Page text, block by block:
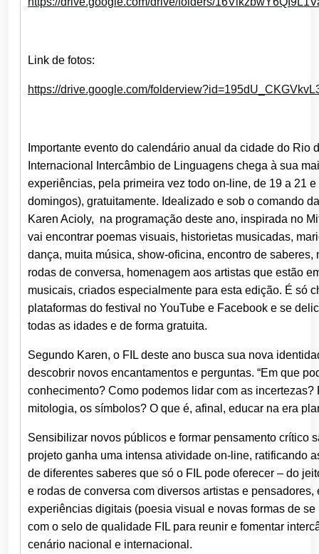
Link de fotos:
https://drive.google.com/folderview?id=195dU_
Importante evento do calendário anual da cidade do Rio
Internacional Intercâmbio de Linguagens chega à sua
experiências, pela primeira vez todo on-line, de 19 a 21
domingos), gratuitamente. Idealizado e sob o comando
Karen Acioly, na programação deste ano, inspirada no
vai encontrar poemas visuais, historietas musicadas,
dança, muita música, show-oficina, encontro de
rodas de conversa, homenagem aos artistas que estão
musicais, criados especialmente para esta edição. É só
plataformas do festival no YouTube e Facebook e se
todas as idades e de forma gratuita.
Segundo Karen, o FIL deste ano busca sua nova
descobrir novos encantamentos e perguntas. “Em que
conhecimento? Como podemos lidar com as incertezas?
mitologia, os símbolos? O que é, afinal, educar na era
Sensibilizar novos públicos e formar pensamento crítico
projeto ganha uma intensa atividade on-line, ratificando
de diferentes saberes que só o FIL pode oferecer – do
e rodas de conversa com diversos artistas e
experiências digitais (poesia visual e novas formas de
com o selo de qualidade FIL para reunir e fomentar
cenário nacional e internacional.